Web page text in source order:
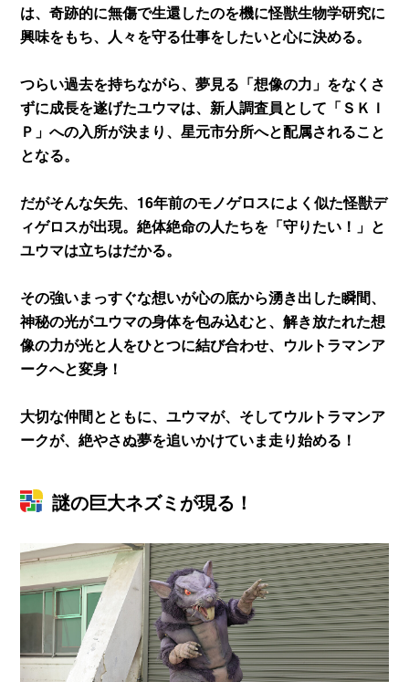
は、奇跡的に無傷で生還したのを機に怪獣生物学研究に
興味をもち、人々を守る仕事をしたいと心に決める。
つらい過去を持ちながら、夢見る「想像の力」をなくさ
ずに成長を遂げたユウマは、新人調査員として「ＳＫＩ
Ｐ」への入所が決まり、星元市分所へと配属されること
となる。
だがそんな矢先、16年前のモノゲロスによく似た怪獣デ
ィゲロスが出現。絶体絶命の人たちを「守りたい！」と
ユウマは立ちはだかる。
その強いまっすぐな想いが心の底から湧き出した瞬間、
神秘の光がユウマの身体を包み込むと、解き放たれた想
像の力が光と人をひとつに結び合わせ、ウルトラマンア
ークへと変身！
大切な仲間とともに、ユウマが、そしてウルトラマンア
ークが、絶やさぬ夢を追いかけていま走り始める！
謎の巨大ネズミが現る！